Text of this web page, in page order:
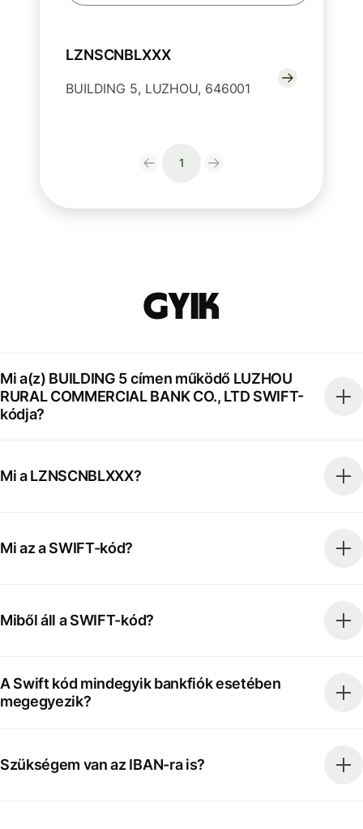
LZNSCNBLXXX
BUILDING 5, LUZHOU, 646001
1
GYIK
Mi a(z) BUILDING 5 címen működő LUZHOU
RURAL COMMERCIAL BANK CO., LTD SWIFT-
kódja?
Mi a LZNSCNBLXXX?
Mi az a SWIFT-kód?
Miből áll a SWIFT-kód?
A Swift kód mindegyik bankfiók esetében
megegyezik?
Szükségem van az IBAN-ra is?